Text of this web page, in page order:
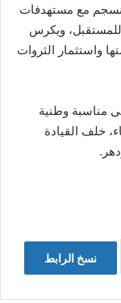
ينسجم مع مستهدفات
للمستقبل، ويكرس
واستثمار الثروات
مناسبة وطنية
خلف القيادة
نسخ الرابط